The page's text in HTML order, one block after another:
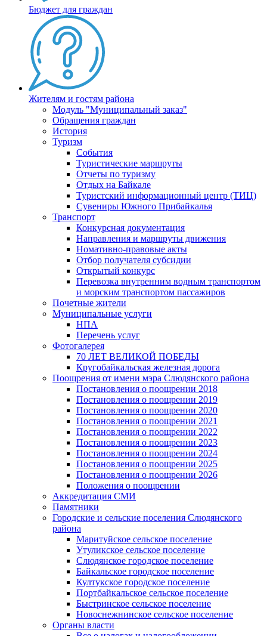
Бюджет для граждан
Жителям и гостям района
Модуль "Муниципальный заказ"
Обращения граждан
История
Туризм
События
Туристические маршруты
Отчеты по туризму
Отдых на Байкале
Туристский информационный центр (ТИЦ)
Сувениры Южного Прибайкалья
Транспорт
Конкурсная документация
Направления и маршруты движения
Номативно-правовые акты
Отбор получателя субсидии
Открытый конкурс
Перевозка внутренним водным транспортом
и морским транспортом пассажиров
Почетные жители
Муниципальные услуги
НПА
Перечень услуг
Фотогалерея
70 ЛЕТ ВЕЛИКОЙ ПОБЕДЫ
Кругобайкальская железная дорога
Поощрения от имени мэра Слюдянского района
Постановления о поощрении 2018
Постановления о поощрении 2019
Постановления о поощрении 2020
Постановления о поощрении 2021
Постановления о поощрении 2022
Постановления о поощрении 2023
Постановления о поощрении 2024
Постановления о поощрении 2025
Постановления о поощрении 2026
Положения о поощрении
Аккредитация СМИ
Памятники
Городские и сельские поселения Слюдянского
района
Маритуйское сельское поселение
Утуликское сельское поселение
Слюдянское городское поселение
Байкальское городское поселение
Култукское городское поселение
Портбайкальское сельское поселение
Быстринское сельское поселение
Новоснежнинское сельское поселение
Органы власти